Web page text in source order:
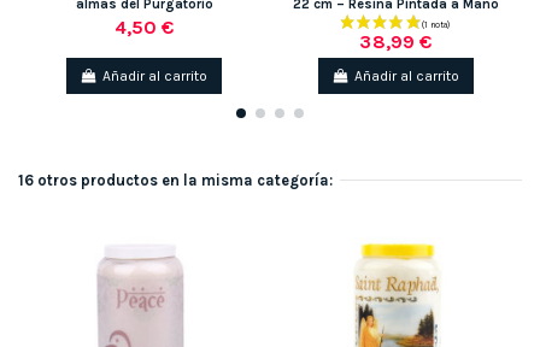
almas del Purgatorio
4,50 €
Añadir al carrito
22 cm – Resina Pintada a Mano
38,99 €
Añadir al carrito
16 otros productos en la misma categoría: